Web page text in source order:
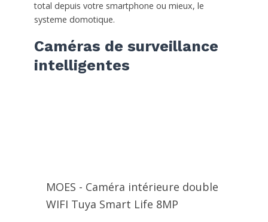
total depuis votre smartphone ou mieux, le
systeme domotique.
Caméras de surveillance
intelligentes
MOES - Caméra intérieure double
WIFI Tuya Smart Life 8MP